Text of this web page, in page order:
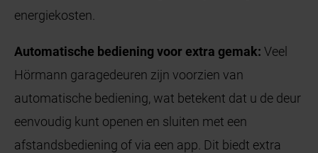
energiekosten.
Automatische bediening voor extra gemak: Veel
Hörmann garagedeuren zijn voorzien van
automatische bediening, wat betekent dat u de deur
eenvoudig kunt openen en sluiten met een
afstandsbediening of via een app. Dit biedt extra